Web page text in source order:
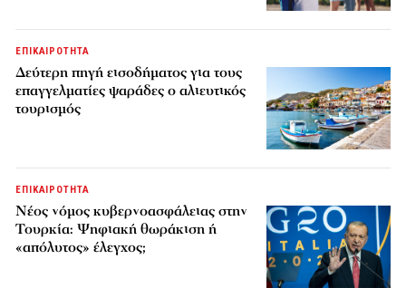
ΕΠΙΚΑΙΡΟΤΗΤΑ
Δεύτερη πηγή εισοδήματος για τους
επαγγελματίες ψαράδες ο αλιευτικός
τουρισμός
ΕΠΙΚΑΙΡΟΤΗΤΑ
Νέος νόμος κυβερνοασφάλειας στην
Τουρκία: Ψηφιακή θωράκιση ή
«απόλυτος» έλεγχος;